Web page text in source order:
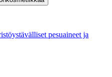
pesuaineet ja